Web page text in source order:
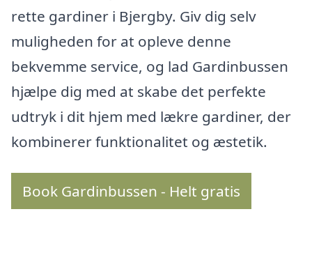
rette gardiner i Bjergby. Giv dig selv
muligheden for at opleve denne
bekvemme service, og lad Gardinbussen
hjælpe dig med at skabe det perfekte
udtryk i dit hjem med lækre gardiner, der
kombinerer funktionalitet og æstetik.
Book Gardinbussen - Helt gratis